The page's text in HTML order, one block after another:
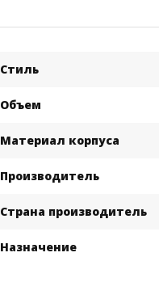
Стиль
Объем
Материал корпуса
Производитель
Страна производитель
Назначение